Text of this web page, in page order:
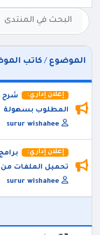
الموضوع /كاتب
إعلان إداري:
شرح
المطلوب بسهولة
surur wishahee
إعلان إداري:
تحميل الملفات من
surur wishahee